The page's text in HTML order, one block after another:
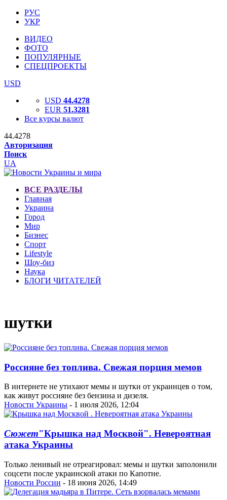
РУС
УКР
ВИДЕО
ФОТО
ПОПУЛЯРНЫЕ
СПЕЦПРОЕКТЫ
USD
USD 44.4278
EUR 51.3281
Все курсы валют
44.4278
Авторизация
Поиск
UA
ВСЕ РАЗДЕЛЫ
Главная
Украина
Город
Мир
Бизнес
Спорт
Lifestyle
Шоу-биз
Наука
БЛОГИ ЧИТАТЕЛЕЙ
шутки
Россияне без топлива. Свежая порция мемов
В интернете не утихают мемы и шутки от украинцев о том,
как живут россияне без бензина и дизеля.
Новости Украины - 1 июля 2026, 12:04
Сюжет"Крышка над Москвой". Невероятная
атака Украины
Только ленивый не отреагировал: мемы и шутки заполонили
соцсети после украинской атаки по Капотне.
Новости России - 18 июня 2026, 14:49